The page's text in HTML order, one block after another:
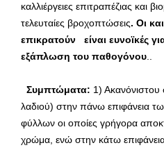
καλλιέργειες επιτραπέζιας και
τελευταίες βροχοπτώσεις. Οι
επικρατούν είναι ευνοϊκές
εξάπλωση του παθογόνου..
Συμπτώματα: 1) Ακανόνιστου
λαδιού) στην πάνω επιφάνεια
φύλλων οι οποίες γρήγορα
χρώμα, ενώ στην κάτω